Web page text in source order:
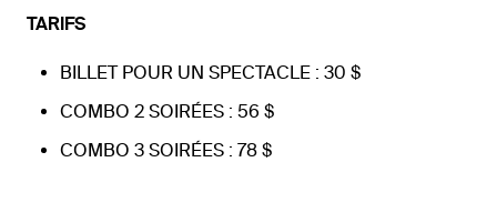
TARIFS
BILLET POUR UN SPECTACLE : 30 $
COMBO 2 SOIRÉES : 56 $
COMBO 3 SOIRÉES : 78 $